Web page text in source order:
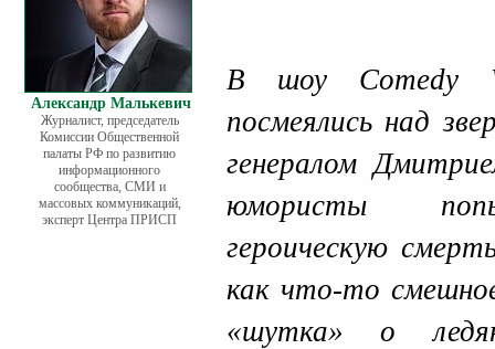
Александр Малькевич
Журналист, председатель
Комиссии Общественной
палаты РФ по развитию
информационного
сообщества, СМИ и
массовых коммуникаций,
эксперт Центра ПРИСП
В шоу Comedy
посмеялись над
генералом
юмористы
героическую
как что-то
«шутка» о